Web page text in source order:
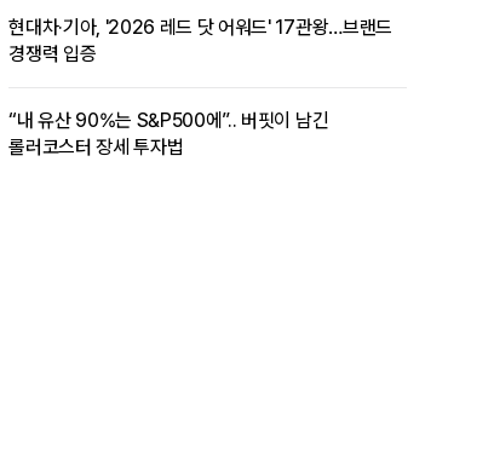
현대차·기아, '2026 레드 닷 어워드' 17관왕…브랜드
경쟁력 입증
“내 유산 90%는 S&P500에”.. 버핏이 남긴
롤러코스터 장세 투자법